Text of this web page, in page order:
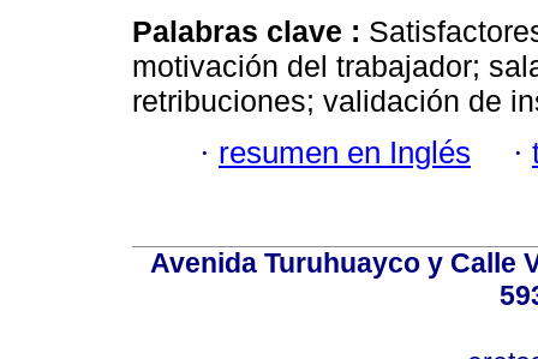
Palabras clave :
motivación del trabajador;
retribuciones; validación de
· resumen en Inglés ·
Avenida Turuhuayco y Calle